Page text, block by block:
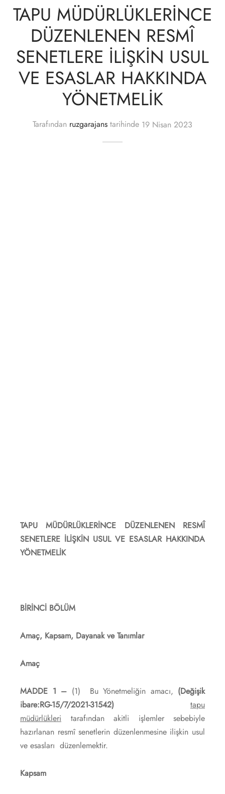
TAPU MÜDÜRLÜKLERİNCE
DÜZENLENEN RESMÎ
SENETLERE İLİŞKİN USUL
VE ESASLAR HAKKINDA
YÖNETMELİK
Tarafından ruzgarajans tarihinde 19 Nisan 2023
TAPU MÜDÜRLÜKLERİNCE DÜZENLENEN RESMÎ
SENETLERE İLİŞKİN USUL VE ESASLAR HAKKINDA
YÖNETMELİK
BİRİNCİ BÖLÜM
Amaç, Kapsam, Dayanak ve Tanımlar
Amaç
MADDE 1 – (1) Bu Yönetmeliğin amacı, (Değişik
ibare:RG-15/7/2021-31542)
tapu
müdürlükleri tarafından akitli işlemler sebebiyle
hazırlanan resmî senetlerin düzenlenmesine ilişkin usul
ve esasları düzenlemektir.
Kapsam